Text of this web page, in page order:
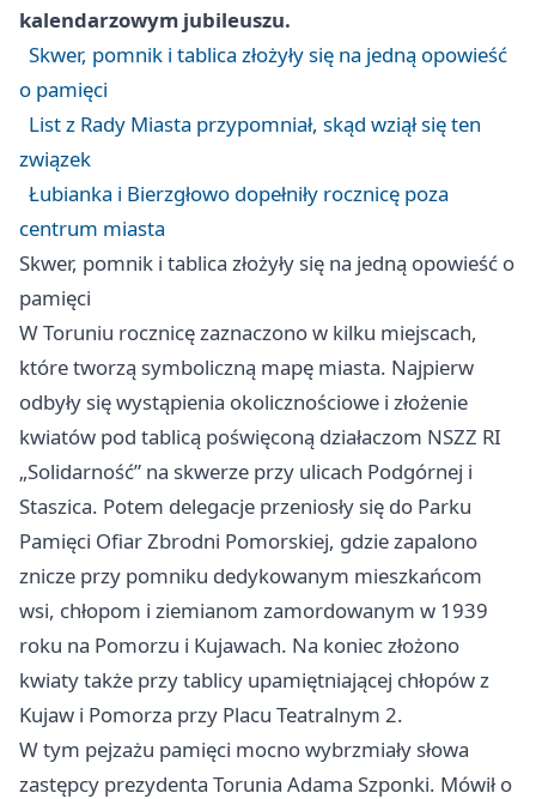
kalendarzowym jubileuszu.
Skwer, pomnik i tablica złożyły się na jedną opowieść
o pamięci
List z Rady Miasta przypomniał, skąd wziął się ten
związek
Łubianka i Bierzgłowo dopełniły rocznicę poza
centrum miasta
Skwer, pomnik i tablica złożyły się na jedną opowieść o
pamięci
W Toruniu rocznicę zaznaczono w kilku miejscach,
które tworzą symboliczną mapę miasta. Najpierw
odbyły się wystąpienia okolicznościowe i złożenie
kwiatów pod tablicą poświęconą działaczom NSZZ RI
„Solidarność” na skwerze przy ulicach Podgórnej i
Staszica. Potem delegacje przeniosły się do Parku
Pamięci Ofiar Zbrodni Pomorskiej, gdzie zapalono
znicze przy pomniku dedykowanym mieszkańcom
wsi, chłopom i ziemianom zamordowanym w 1939
roku na Pomorzu i Kujawach. Na koniec złożono
kwiaty także przy tablicy upamiętniającej chłopów z
Kujaw i Pomorza przy Placu Teatralnym 2.
W tym pejzażu pamięci mocno wybrzmiały słowa
zastępcy prezydenta Torunia Adama Szponki. Mówił o